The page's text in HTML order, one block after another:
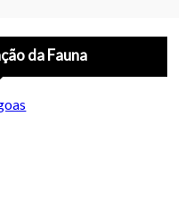
da Fauna